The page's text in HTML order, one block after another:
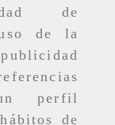
de
de la
perfil
de